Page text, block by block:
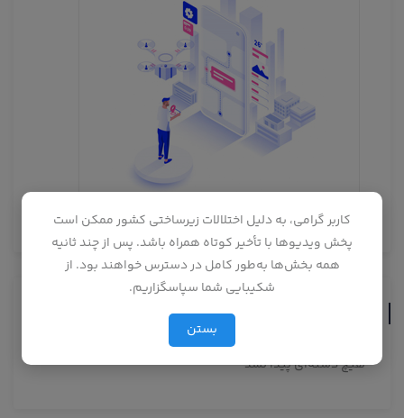
کاربر گرامی، به دلیل اختلالات زیرساختی کشور ممکن است
پخش ویدیوها با تأخیر کوتاه همراه باشد. پس از چند ثانیه
همه بخش‌ها به‌طور کامل در دسترس خواهند بود. از
شکیبایی شما سپاسگزاریم.
بستن
هیچ دسته‌ای پیدا نشد